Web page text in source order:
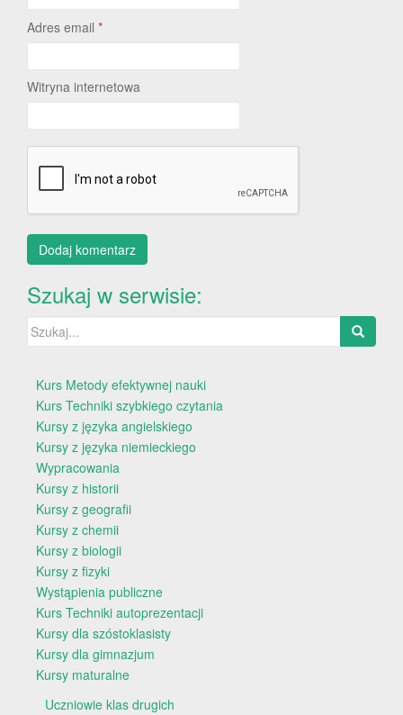
Adres email *
Witryna internetowa
Szukaj w serwisie:
Szukaj:
Kurs Metody efektywnej nauki
Kurs Techniki szybkiego czytania
Kursy z języka angielskiego
Kursy z języka niemieckiego
Wypracowania
Kursy z historii
Kursy z geografii
Kursy z chemii
Kursy z biologii
Kursy z fizyki
Wystąpienia publiczne
Kurs Techniki autoprezentacji
Kursy dla szóstoklasisty
Kursy dla gimnazjum
Kursy maturalne
Uczniowie klas drugich